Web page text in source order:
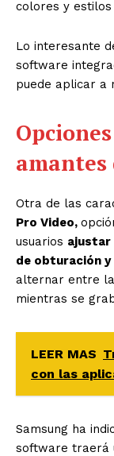
colores y
Lo interesante
software
puede aplicar a
Otra de las
Pro Video,
usuarios ajustar
de obturación
alternar entre
mientras se
LEER MAS
con las
Samsung ha
software traerá